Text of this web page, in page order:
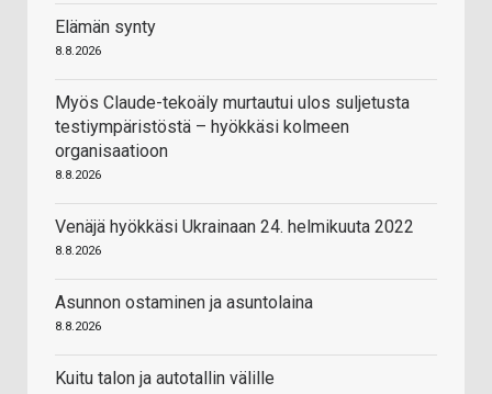
Elämän synty
8.8.2026
Myös Claude-tekoäly murtautui ulos suljetusta
testiympäristöstä – hyökkäsi kolmeen
organisaatioon
8.8.2026
Venäjä hyökkäsi Ukrainaan 24. helmikuuta 2022
8.8.2026
Asunnon ostaminen ja asuntolaina
8.8.2026
Kuitu talon ja autotallin välille